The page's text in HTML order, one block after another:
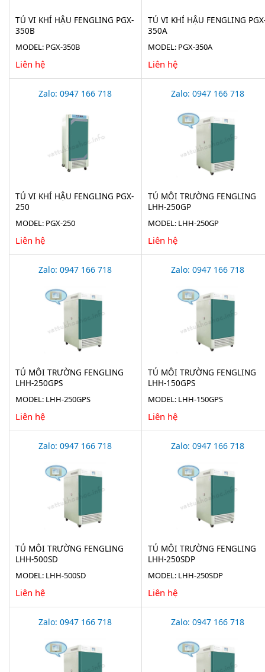
TỦ VI KHÍ HẬU FENGLING PGX-
350B
MODEL: PGX-350B
Liên hệ
TỦ VI KHÍ HẬU FENGLING
350A
MODEL: PGX-350A
Liên hệ
Zalo: 0947 166 718
TỦ VI KHÍ HẬU FENGLING PGX-
250
MODEL: PGX-250
Liên hệ
Zalo: 0947 166 718
TỦ MÔI TRƯỜNG FENGLING
LHH-250GP
MODEL: LHH-250GP
Liên hệ
Zalo: 0947 166 718
TỦ MÔI TRƯỜNG FENGLING
LHH-250GPS
MODEL: LHH-250GPS
Liên hệ
Zalo: 0947 166 718
TỦ MÔI TRƯỜNG FENGLING
LHH-150GPS
MODEL: LHH-150GPS
Liên hệ
Zalo: 0947 166 718
TỦ MÔI TRƯỜNG FENGLING
LHH-500SD
MODEL: LHH-500SD
Liên hệ
Zalo: 0947 166 718
TỦ MÔI TRƯỜNG FENGLING
LHH-250SDP
MODEL: LHH-250SDP
Liên hệ
Zalo: 0947 166 718 Zalo: 0947 166 718